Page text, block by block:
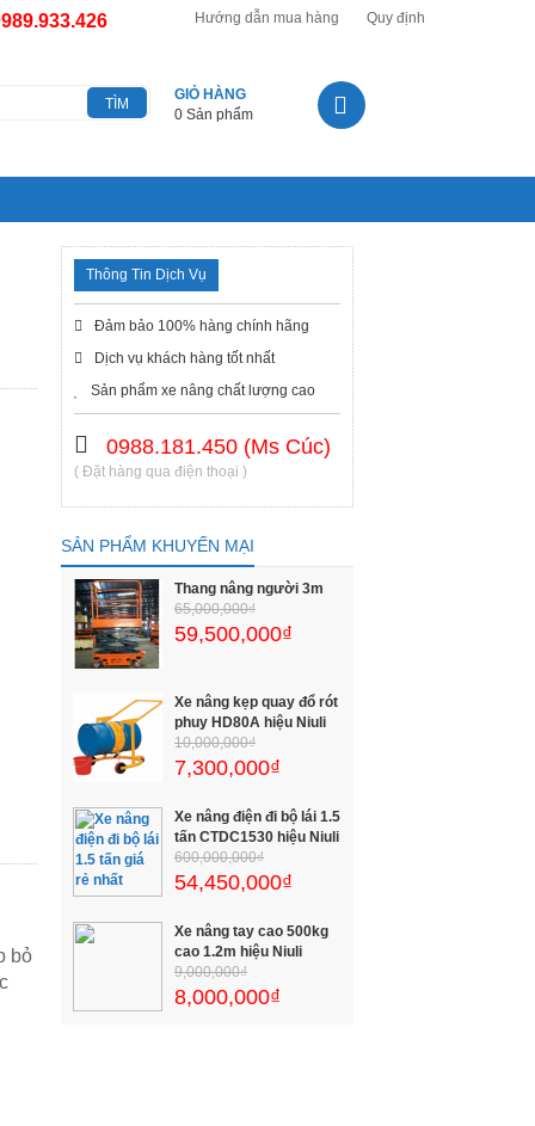
Hướng dẫn mua hàng Quy định
GIỎ HÀNG
0 Sản phẩm
bỏ
Thông Tin Dịch Vụ
Đảm bảo 100% hàng chính hãng
Dịch vụ khách hàng tốt nhất
Sản phẩm xe nâng chất lượng cao
0988.181.450 (Ms Cúc)
( Đặt hàng qua điện thoại )
SẢN PHẨM KHUYẾN MẠI
Thang nâng người 3m
65,000,000₫
59,500,000₫
Xe nâng kẹp quay đổ rót
phuy HD80A hiệu Niuli
10,000,000₫
7,300,000₫
Xe nâng điện đi bộ lái 1.5
tấn CTDC1530 hiệu Niuli
600,000,000₫
54,450,000₫
Xe nâng tay cao 500kg
cao 1.2m hiệu Niuli
9,000,000₫
8,000,000₫